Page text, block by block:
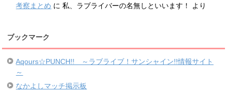
考察まとめ に私、ラブライバーの名無しといいます！ より
ブックマーク
Aqours☆PUNCH!! ～ラブライブ！サンシャイン!!情報サイト
～
なかよしマッチ掲示板